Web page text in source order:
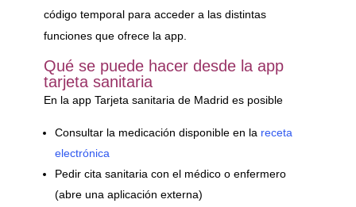
código temporal para acceder a las distintas
funciones que ofrece la app.
Qué se puede hacer desde la app
tarjeta sanitaria
En la app Tarjeta sanitaria de Madrid es posible
Consultar la medicación disponible en la receta
electrónica
Pedir cita sanitaria con el médico o enfermero
(abre una aplicación externa)